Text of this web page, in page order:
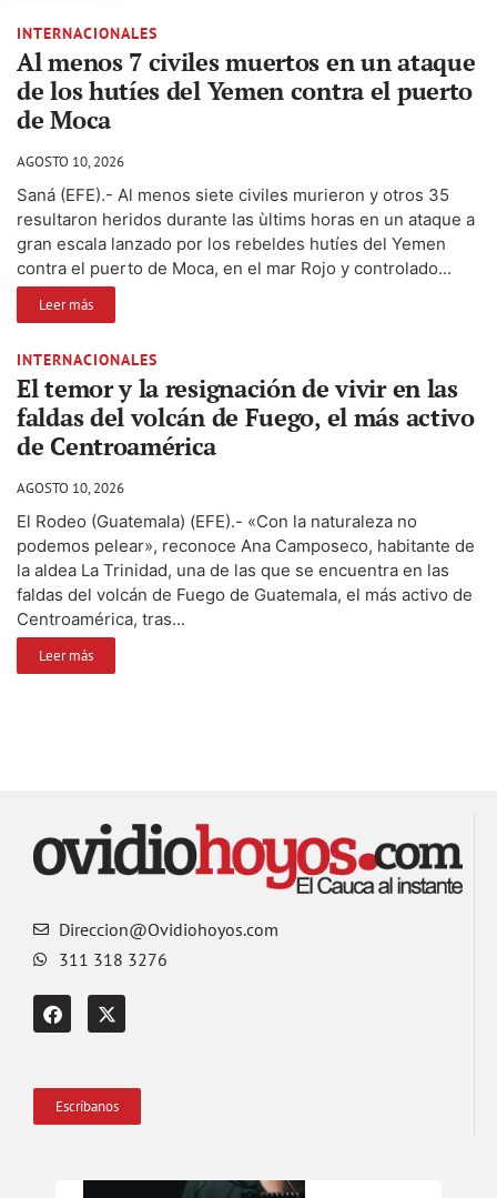
INTERNACIONALES
Al menos 7 civiles muertos en un ataque
de los hutíes del Yemen contra el puerto
de Moca
AGOSTO 10, 2026
Saná (EFE).- Al menos siete civiles murieron y otros 35
resultaron heridos durante las ùltims horas en un ataque a
gran escala lanzado por los rebeldes hutíes del Yemen
contra el puerto de Moca, en el mar Rojo y controlado...
Leer más
INTERNACIONALES
El temor y la resignación de vivir en las
faldas del volcán de Fuego, el más activo
de Centroamérica
AGOSTO 10, 2026
El Rodeo (Guatemala) (EFE).- «Con la naturaleza no
podemos pelear», reconoce Ana Camposeco, habitante de
la aldea La Trinidad, una de las que se encuentra en las
faldas del volcán de Fuego de Guatemala, el más activo de
Centroamérica, tras...
Leer más
Direccion@Ovidiohoyos.com
311 318 3276
Escríbanos